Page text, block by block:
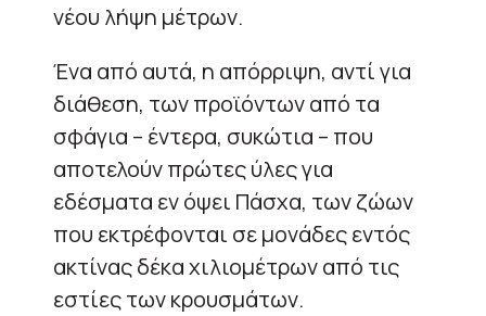
νέου λήψη μέτρων.
Ένα από αυτά, η απόρριψη, αντί για
διάθεση, των προϊόντων από τα
σφάγια – έντερα, συκώτια – που
αποτελούν πρώτες ύλες για
εδέσματα εν όψει Πάσχα, των ζώων
που εκτρέφονται σε μονάδες εντός
ακτίνας δέκα χιλιομέτρων από τις
εστίες των κρουσμάτων.